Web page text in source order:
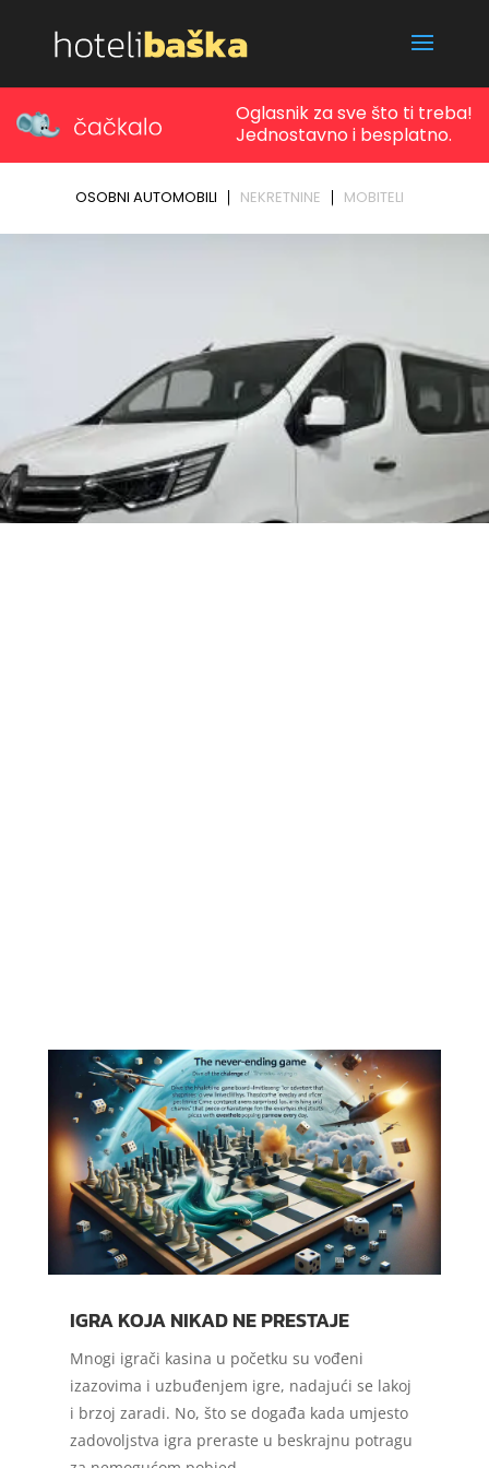
IGRA KOJA NIKAD NE PRESTAJE
Mnogi igrači kasina u početku su vođeni
izazovima i uzbuđenjem igre, nadajući se lakoj
i brzoj zaradi. No, što se događa kada umjesto
zadovoljstva igra preraste u beskrajnu potragu